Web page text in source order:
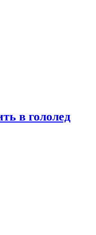
в гололед